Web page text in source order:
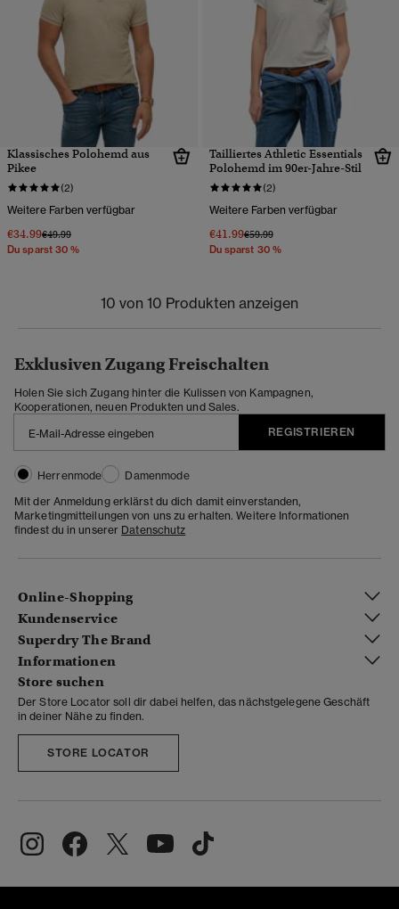
Klassisches Polohemd aus
Pikee
(2)
Weitere Farben verfügbar
€34.99Preis wurde reduziert von
€49.99bis
Du sparst 30 %
Tailliertes Athletic Essentials
Polohemd im 90er-Jahre-Stil
(2)
Weitere Farben verfügbar
€41.99Preis wurde reduziert von
€59.99bis
Du sparst 30 %
10 von 10 Produkten anzeigen
Exklusiven Zugang Freischalten
Holen Sie sich Zugang hinter die Kulissen von Kampagnen,
Kooperationen, neuen Produkten und Sales.
REGISTRIEREN
Herrenmode
Damenmode
Mit der Anmeldung erklärst du dich damit einverstanden,
Marketingmitteilungen von uns zu erhalten. Weitere Informationen
findest du in unserer Datenschutz
Online-Shopping
Kundenservice
Superdry The Brand
Informationen
Store suchen
Der Store Locator soll dir dabei helfen, das nächstgelegene Geschäft
in deiner Nähe zu finden.
STORE LOCATOR